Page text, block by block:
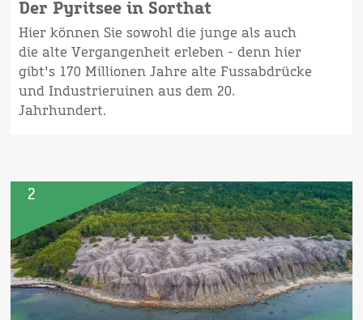
Der Pyritsee in Sorthat
Hier können Sie sowohl die junge als auch
die alte Vergangenheit erleben - denn hier
gibt's 170 Millionen Jahre alte Fussabdrücke
und Industrieruinen aus dem 20.
Jahrhundert.
2